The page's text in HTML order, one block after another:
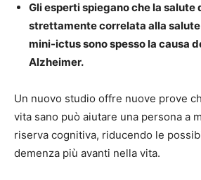
Gli esperti spiegano che la salute
strettamente correlata alla
mini-ictus sono spesso la causa
Alzheimer.
Un nuovo studio offre nuove prove
vita sano può aiutare una persona a
riserva cognitiva, riducendo le
demenza più avanti nella vita.